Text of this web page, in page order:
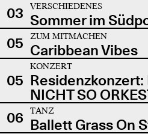
03
VERSCHIEDENES
Sommer im
05
ZUM MITMACHEN
Caribbean Vibes
05
KONZERT
Residenzkonzert:
NICHT SO
06
TANZ
Ballett Grass On